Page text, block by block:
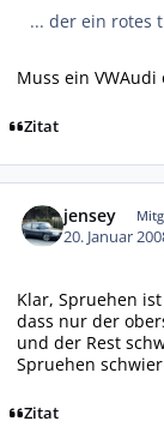
... der ein rotes
Muss ein VWAudi
Zitat
jensey
20. Januar
Klar, Spruehen
dass nur der
und der Rest
Spruehen
Zitat